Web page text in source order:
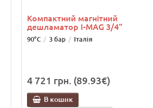
Компактний магнітний
дешламатор I-MAG 3/4"
90°C 3 бар Італія
4 721 грн. (89.93€)
В кошик